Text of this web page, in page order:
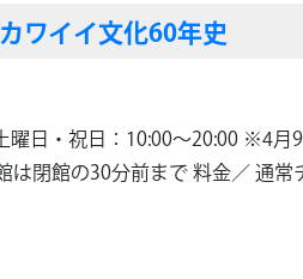
ワイイ文化60年史
曜日・祝日：10:00～20:00 ※4月
閉館の30分前まで 料金／ 通